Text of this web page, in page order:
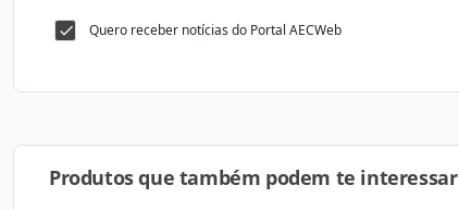
Quero receber notícias do Portal AECWeb
Produtos que também podem te interessar